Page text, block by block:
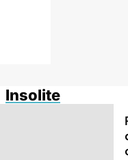
Insolite